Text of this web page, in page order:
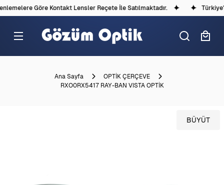
Göre Kontakt Lensler Reçete İle Satılmaktadır.
Ana Sayfa
OPTİK ÇERÇEVE
RXO0RX5417 RAY-BAN VISTA OPTİK
BÜYÜT